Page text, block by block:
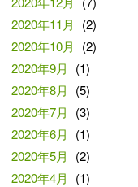
2020年11月
(2)
2020年10月
(2)
2020年9月
(1)
2020年8月
(5)
2020年7月
(3)
2020年6月
(1)
2020年5月
(2)
2020年4月
(1)